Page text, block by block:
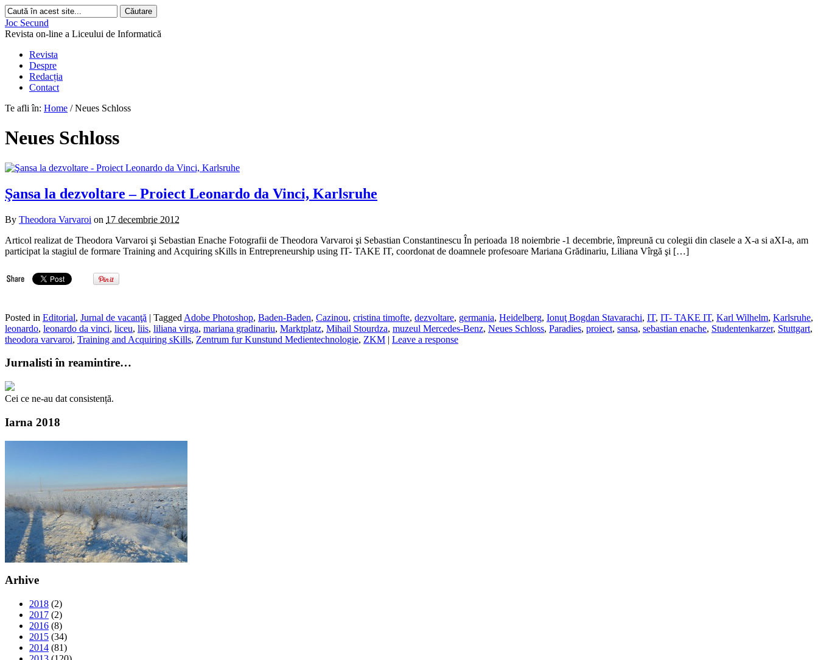
Joc Secund
Revista on-line a Liceului de Informatică
Revista
Despre
Redacția
Contact
Te afli în: Home / Neues Schloss
Neues Schloss
Şansa la dezvoltare – Proiect Leonardo da Vinci, Karlsruhe
By Theodora Varvaroi on 17 decembrie 2012
Articol realizat de Theodora Varvaroi şi Sebastian Enache Fotografii de Theodora Varvaroi şi Sebastian Constantinescu În perioada 18 noiembrie -1 decembrie, împreună cu colegii din clasele a X-a si aXI-a, am
participat la stagiul de formare Training and Acquiring sKills in Entrepreneurship using IT- TAKE IT, coordonat de doamnele profesoare Mariana Grădinariu, Liliana Vîrgă şi […]
Posted in Editorial, Jurnal de vacanţă | Tagged Adobe Photoshop, Baden-Baden, Cazinou, cristina timofte, dezvoltare, germania, Heidelberg, Ionuţ Bogdan Stavarachi, IT, IT- TAKE IT, Karl Wilhelm, Karlsruhe,
leonardo, leonardo da vinci, liceu, liis, liliana virga, mariana gradinariu, Marktplatz, Mihail Stourdza, muzeul Mercedes-Benz, Neues Schloss, Paradies, proiect, sansa, sebastian enache, Studentenkarzer, Stuttgart,
theodora varvaroi, Training and Acquiring sKills, Zentrum fur Kunstund Medientechnologie, ZKM | Leave a response
Jurnalisti în reamintire…
Cei ce ne-au dat consistență.
Iarna 2018
Arhive
2018 (2)
2017 (2)
2016 (8)
2015 (34)
2014 (81)